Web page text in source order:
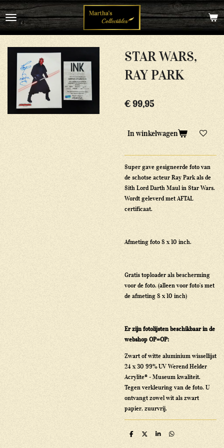
Ga
direct
naar
hoofdinhoud
STAR WARS,
RAY PARK
€ 99,95
In winkelwagen
Super gave gesigneerde foto van
de schotse acteur Ray Park als de
Sith Lord Darth Maul in Star Wars.
Wordt geleverd met AFTAL
certificaat.
Afmeting foto 8 x 10 inch.
Gratis toploader als bescherming
voor de foto. (alleen voor foto's met
de afmeting 8 x 10 inch)
Er zijn fotolijsten beschikbaar in de
webshop OP=OP:
Zwart of witte aluminium wissellijst
24 x 30 99% UV Werend Helder
Acrylite® - Museum kwaliteit.
Tegen verkleuring van de foto. U
ontvangt zowel wit als zwart
papier, zuurvrij.
D
D
S
D